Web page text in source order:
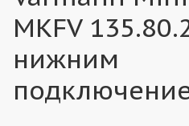
MKFV
нижним